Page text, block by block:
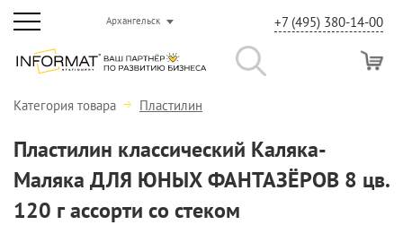
Архангельск +7 (495) 380-14-00
Категория товара Пластилин
Пластилин классический Каляка-
Маляка ДЛЯ ЮНЫХ ФАНТАЗЁРОВ 8 цв.
120 г ассорти со стеком